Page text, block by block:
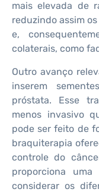
mais elevada de
reduzindo assim
e,
colaterais, como
Outro avanço
inserem
próstata. Esse
menos invasivo
pode ser feito de
braquiterapia
controle do
proporciona
considerar os